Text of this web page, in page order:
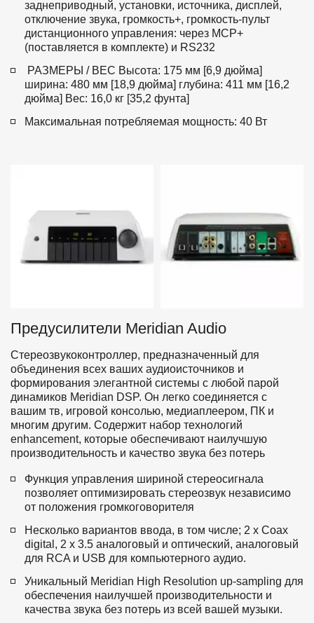
заднеприводный, установки, источника, дисплей,
отключение звука, громкость+, громкость-пульт
дистанционного управления: через МСР+
(поставляется в комплекте) и RS232
РАЗМЕРЫ / ВЕС Высота: 175 мм [6,9 дюйма]
ширина: 480 мм [18,9 дюйма] глубина: 411 мм [16,2
дюйма] Вес: 16,0 кг [35,2 фунта]
Максимальная потребляемая мощность: 40 Вт
Предусилители Meridian Audio
Стереозвукоконтроллер, предназначенный для
объединения всех ваших аудиоисточников и
формирования элегантной системы с любой парой
динамиков Meridian DSP. Он легко соединяется с
вашим тв, игровой консолью, медиаплеером, ПК и
многим другим. Содержит набор технологий
enhancement, которые обеспечивают наилучшую
производительность и качество звука без потерь
Функция управления шириной стереосигнала
позволяет оптимизировать стереозвук независимо
от положения громкоговорителя
Несколько вариантов ввода, в том числе; 2 x Coax
digital, 2 x 3.5 аналоговый и оптический, аналоговый
для RCA и USB для компьютерного аудио.
Уникальный Meridian High Resolution up-sampling для
обеспечения наилучшей производительности и
качества звука без потерь из всей вашей музыки.